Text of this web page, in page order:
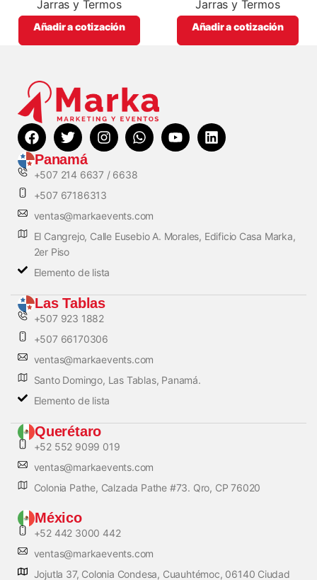
Jarras y Termos
Añadir a cotización
Jarras y Termos
Añadir a cotización
Panamá
+507 214 6637 / 6638
+507 67186313
ventas@markaevents.com
El Cangrejo, Calle Eusebio A. Morales, Edificio Casa Marka,
2er Piso
Elemento de lista
Las Tablas
+507 923 1882
+507 66170306
ventas@markaevents.com
Santo Domingo, Las Tablas, Panamá.
Elemento de lista
Querétaro
+52 552 9099 019
ventas@markaevents.com
Colonia Pathe, Calzada Pathe #73. Qro, CP 76020
México
+52 442 3000 442
ventas@markaevents.com
Jojutla 37, Colonia Condesa, Cuauhtémoc, 06140 Ciudad